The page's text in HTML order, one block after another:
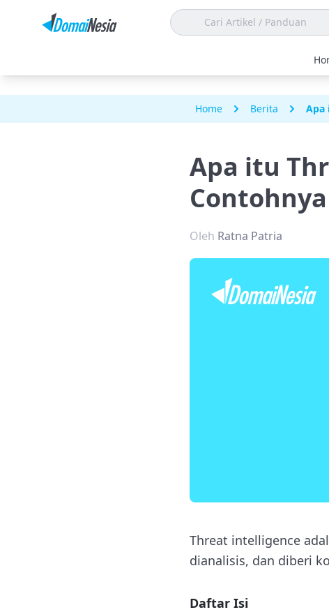
Home Berita Apa
Apa itu
Contohnya
Oleh Ratna Patria
Threat intelligence
dianalisis, dan diberi
Daftar Isi